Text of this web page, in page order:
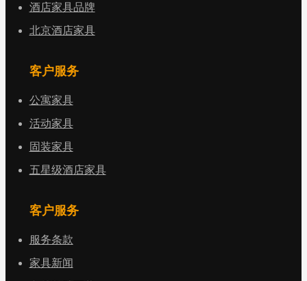
酒店家具品牌
北京酒店家具
客户服务
公寓家具
活动家具
固装家具
五星级酒店家具
客户服务
服务条款
家具新闻